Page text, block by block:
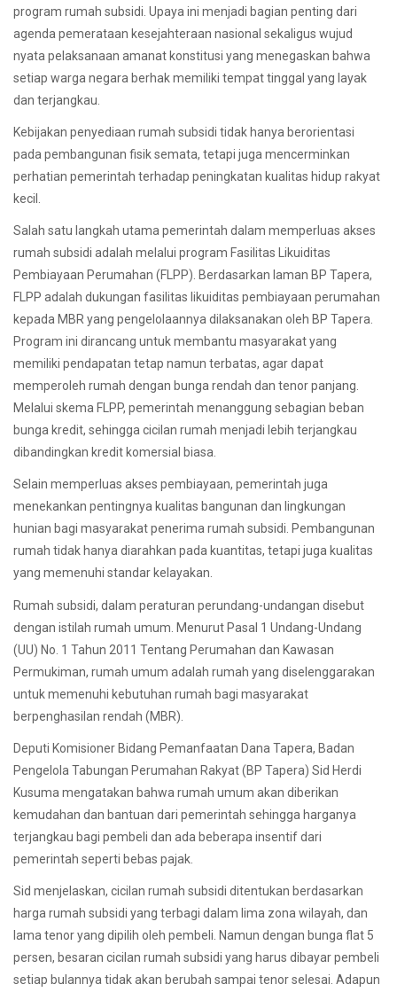
program rumah subsidi. Upaya ini menjadi bagian penting dari
agenda pemerataan kesejahteraan nasional sekaligus wujud
nyata pelaksanaan amanat konstitusi yang menegaskan bahwa
setiap warga negara berhak memiliki tempat tinggal yang layak
dan terjangkau.
Kebijakan penyediaan rumah subsidi tidak hanya berorientasi
pada pembangunan fisik semata, tetapi juga mencerminkan
perhatian pemerintah terhadap peningkatan kualitas hidup rakyat
kecil.
Salah satu langkah utama pemerintah dalam memperluas akses
rumah subsidi adalah melalui program Fasilitas Likuiditas
Pembiayaan Perumahan (FLPP). Berdasarkan laman BP Tapera,
FLPP adalah dukungan fasilitas likuiditas pembiayaan perumahan
kepada MBR yang pengelolaannya dilaksanakan oleh BP Tapera.
Program ini dirancang untuk membantu masyarakat yang
memiliki pendapatan tetap namun terbatas, agar dapat
memperoleh rumah dengan bunga rendah dan tenor panjang.
Melalui skema FLPP, pemerintah menanggung sebagian beban
bunga kredit, sehingga cicilan rumah menjadi lebih terjangkau
dibandingkan kredit komersial biasa.
Selain memperluas akses pembiayaan, pemerintah juga
menekankan pentingnya kualitas bangunan dan lingkungan
hunian bagi masyarakat penerima rumah subsidi. Pembangunan
rumah tidak hanya diarahkan pada kuantitas, tetapi juga kualitas
yang memenuhi standar kelayakan.
Rumah subsidi, dalam peraturan perundang-undangan disebut
dengan istilah rumah umum. Menurut Pasal 1 Undang-Undang
(UU) No. 1 Tahun 2011 Tentang Perumahan dan Kawasan
Permukiman, rumah umum adalah rumah yang diselenggarakan
untuk memenuhi kebutuhan rumah bagi masyarakat
berpenghasilan rendah (MBR).
Deputi Komisioner Bidang Pemanfaatan Dana Tapera, Badan
Pengelola Tabungan Perumahan Rakyat (BP Tapera) Sid Herdi
Kusuma mengatakan bahwa rumah umum akan diberikan
kemudahan dan bantuan dari pemerintah sehingga harganya
terjangkau bagi pembeli dan ada beberapa insentif dari
pemerintah seperti bebas pajak.
Sid menjelaskan, cicilan rumah subsidi ditentukan berdasarkan
harga rumah subsidi yang terbagi dalam lima zona wilayah, dan
lama tenor yang dipilih oleh pembeli. Namun dengan bunga flat 5
persen, besaran cicilan rumah subsidi yang harus dibayar pembeli
setiap bulannya tidak akan berubah sampai tenor selesai. Adapun